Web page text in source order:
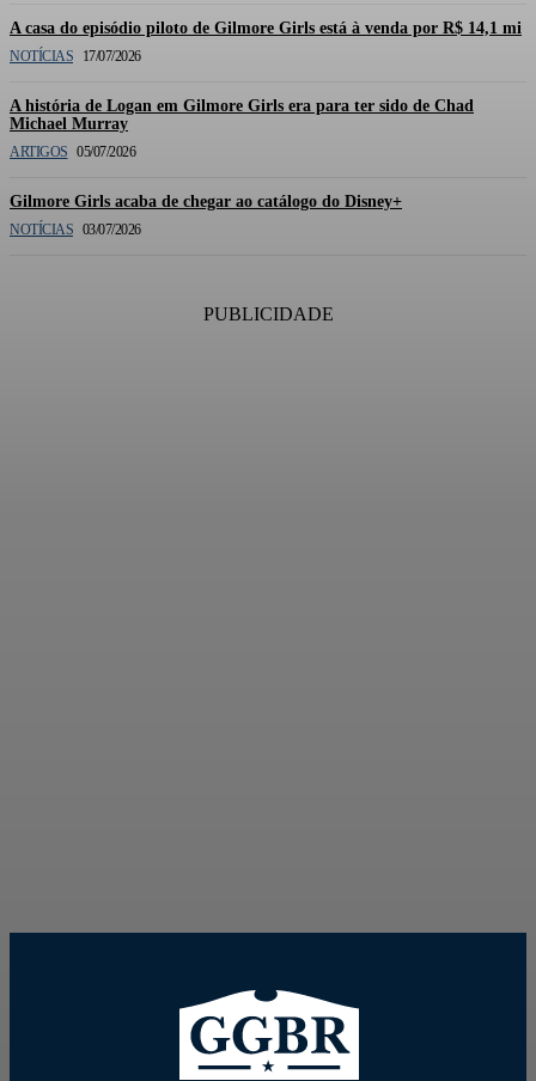
A casa do episódio piloto de Gilmore Girls está à venda por R$ 14,1 mi
NOTÍCIAS 17/07/2026
A história de Logan em Gilmore Girls era para ter sido de Chad
Michael Murray
ARTIGOS 05/07/2026
Gilmore Girls acaba de chegar ao catálogo do Disney+
NOTÍCIAS 03/07/2026
PUBLICIDADE